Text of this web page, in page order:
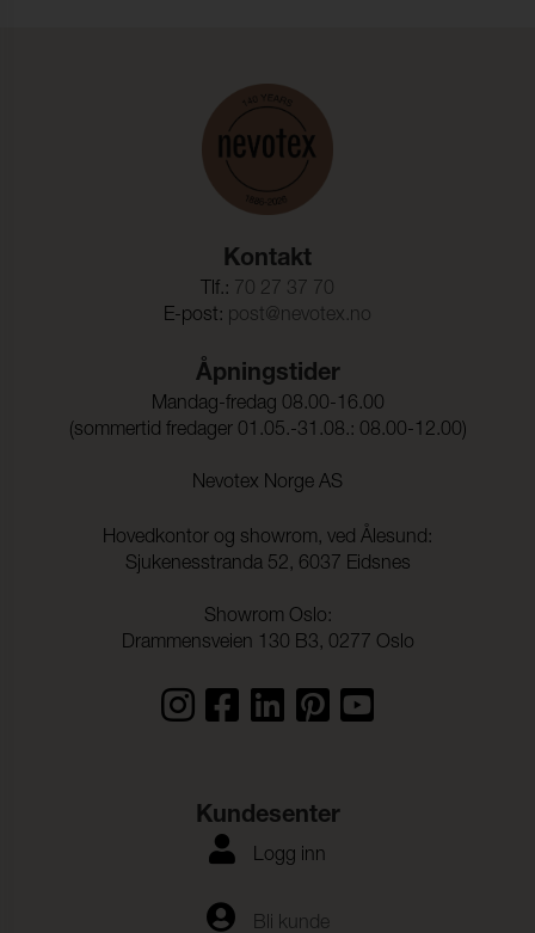
Kontakt
Tlf.: 70 27 37 70
E-post: post@nevotex.no
Åpningstider
Mandag-fredag 08.00-16.00
(sommertid fredager 01.05.-31.08.: 08.00-12.00)
Nevotex Norge AS
Hovedkontor og showrom, ved Ålesund:
Sjukenesstranda 52, 6037 Eidsnes
Showrom Oslo:
Drammensveien 130 B3, 0277 Oslo
Kundesenter
Logg inn
Bli kunde